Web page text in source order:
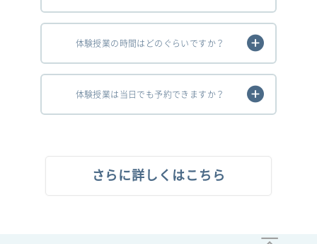
体験授業の時間はどのぐらいですか？
体験授業は当日でも予約できますか？
さらに詳しくはこちら